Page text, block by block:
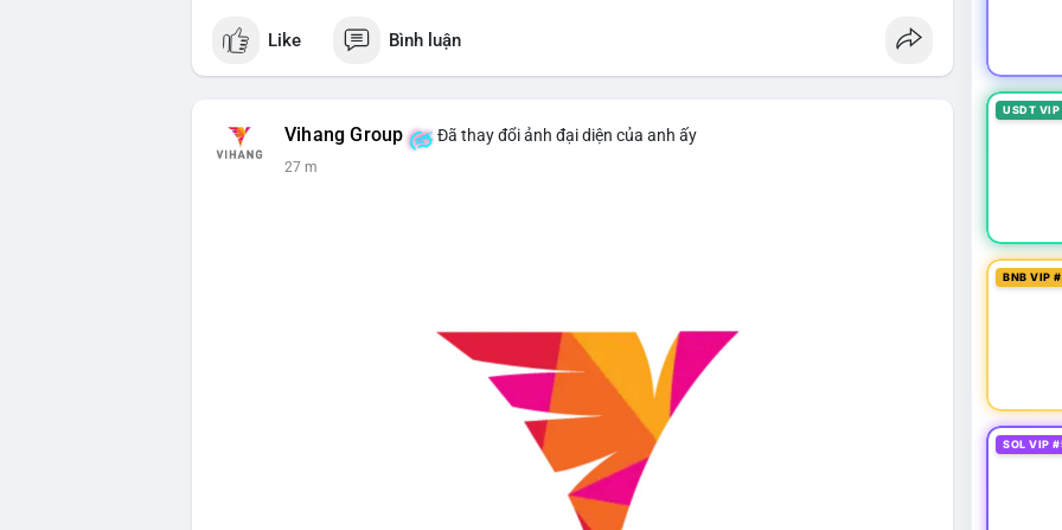
Like Bình luận
Vihang Group Đã thay đổi ảnh đại diện của anh ấy
27 m
USDT
BNB VIP
SOL VIP